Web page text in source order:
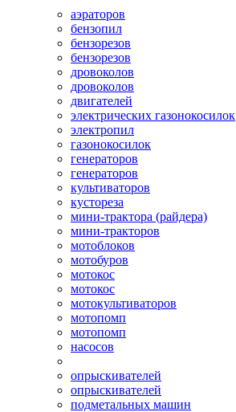
аэраторов
бензопил
бензорезов
бензорезов
дровоколов
дровоколов
двигателей
электрических газонокосилок
электропил
газонокосилок
генераторов
генераторов
культиваторов
кустореза
мини-трактора (райдера)
мини-тракторов
мотоблоков
мотобуров
мотокос
мотокос
мотокультиваторов
мотопомп
мотопомп
насосов
опрыскивателей
опрыскивателей
подметальных машин